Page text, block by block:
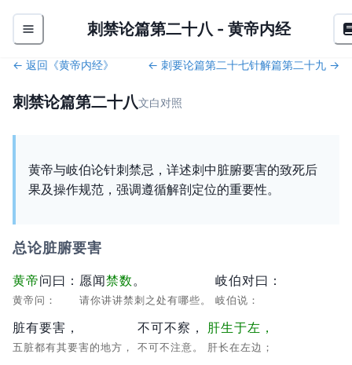
刺禁论篇第二十八 - 黄帝内经
← 返回《黄帝内经》 ← 刺要论篇第二十七针解篇第二十九 →
刺禁论篇第二十八文白对照
黄帝与岐伯论针刺禁忌，详述刺中脏腑要害的致死后
果及操作规范，强调遵循解剖定位的重要性。
总论脏腑要害
黄帝问曰：
黄帝问：
愿闻禁数 。
请你讲讲禁刺之处有哪些。
岐伯对曰：
岐伯说：
脏有要害，
五脏都有其要害的地方，
不可不察，
不可不注意。
肝生于左，
肝长在左边；